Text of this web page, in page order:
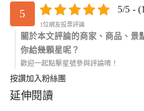
5 5/5 -
1位網友投票評論
關於本文評論的商家、商品、景
你給幾顆星呢？
歡迎一起點擊星號參與評論唷！
按讚加入粉絲團
延伸閱讀